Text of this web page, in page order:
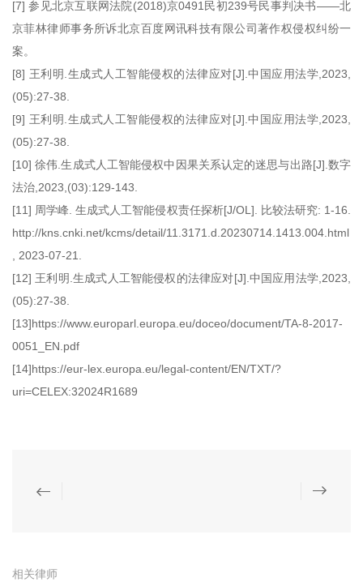
[7] 参见北京互联网法院(2018)京0491民初239号民事判决书——北
京菲林律师事务所诉北京百度网讯科技有限公司著作权侵权纠纷一
案。
[8] 王利明.生成式人工智能侵权的法律应对[J].中国应用法学,2023,
(05):27-38.
[9] 王利明.生成式人工智能侵权的法律应对[J].中国应用法学,2023,
(05):27-38.
[10] 徐伟.生成式人工智能侵权中因果关系认定的迷思与出路[J].数字
法治,2023,(03):129-143.
[11] 周学峰. 生成式人工智能侵权责任探析[J/OL]. 比较法研究: 1-16.
http://kns.cnki.net/kcms/detail/11.3171.d.20230714.1413.004.html
, 2023-07-21.
[12] 王利明.生成式人工智能侵权的法律应对[J].中国应用法学,2023,
(05):27-38.
[13]https://www.europarl.europa.eu/doceo/document/TA-8-2017-
0051_EN.pdf
[14]https://eur-lex.europa.eu/legal-content/EN/TXT/?
uri=CELEX:32024R1689
相关律师